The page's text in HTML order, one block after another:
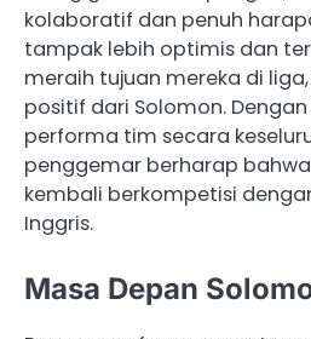
kolaboratif dan penuh
tampak lebih optimis dan
meraih tujuan mereka di
positif dari Solomon.
performa tim secara
penggemar berharap
kembali berkompetisi
Inggris.
Masa Depan